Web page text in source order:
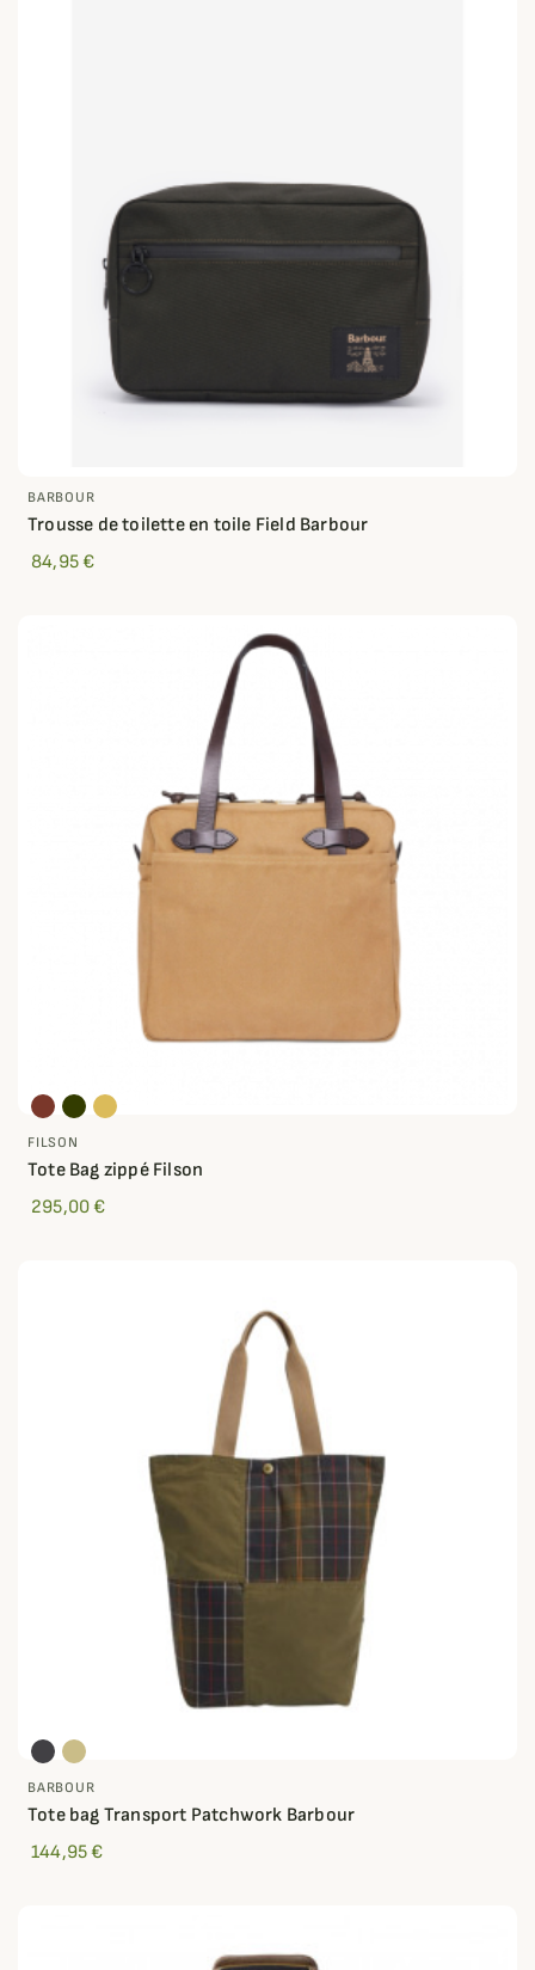
BARBOUR
Trousse de toilette en toile Field Barbour
84,95 €
FILSON
Tote Bag zippé Filson
295,00 €
BARBOUR
Tote bag Transport Patchwork Barbour
144,95 €